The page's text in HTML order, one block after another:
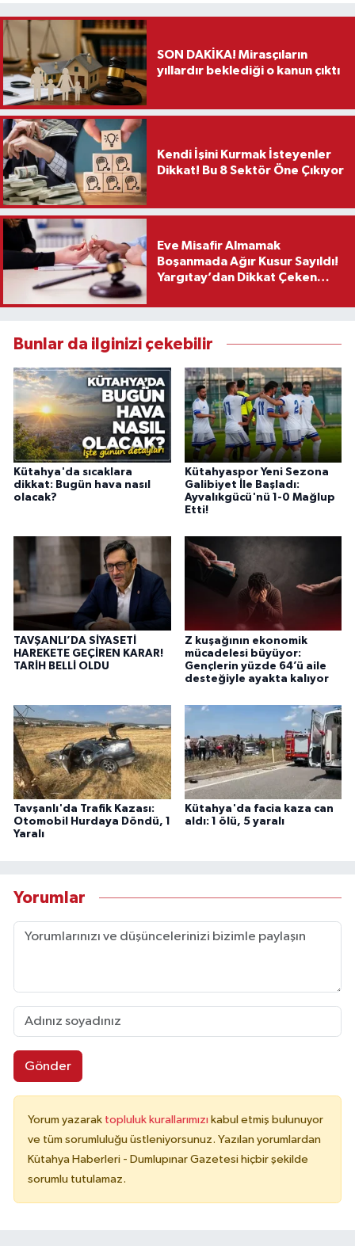
SON DAKİKA! Mirasçıların
yıllardır beklediği o kanun çıktı
Kendi İşini Kurmak İsteyenler
Dikkat! Bu 8 Sektör Öne Çıkıyor
Eve Misafir Almamak
Boşanmada Ağır Kusur Sayıldı!
Yargıtay’dan Dikkat Çeken
Bunlar da ilginizi çekebilir
Kütahya'da sıcaklara
dikkat: Bugün hava nasıl
olacak?
Kütahyaspor Yeni Sezona
Galibiyet İle Başladı:
Ayvalıkgücü'nü 1-0 Mağlup
Etti!
TAVŞANLI’DA SİYASETİ
HAREKETE GEÇİREN KARAR!
TARİH BELLİ OLDU
Z kuşağının ekonomik
mücadelesi büyüyor:
Gençlerin yüzde 64’ü aile
desteğiyle ayakta kalıyor
Tavşanlı'da Trafik Kazası:
Otomobil Hurdaya Döndü, 1
Yaralı
Kütahya'da facia kaza can
aldı: 1 ölü, 5 yaralı
Yorumlar
Gönder
Yorum yazarak topluluk kurallarımızı kabul etmiş bulunuyor
ve tüm sorumluluğu üstleniyorsunuz. Yazılan yorumlardan
Kütahya Haberleri - Dumlupınar Gazetesi hiçbir şekilde
sorumlu tutulamaz.